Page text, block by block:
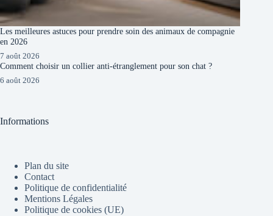
Les meilleures astuces pour prendre soin des animaux de compagnie
en 2026
7 août 2026
Comment choisir un collier anti-étranglement pour son chat ?
6 août 2026
Informations
Plan du site
Contact
Politique de confidentialité
Mentions Légales
Politique de cookies (UE)